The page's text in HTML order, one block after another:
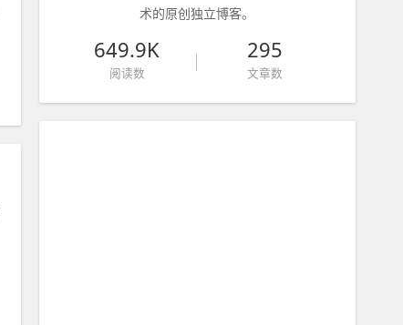
术的原创独立博客。
649.9K
阅读数
295
文章数